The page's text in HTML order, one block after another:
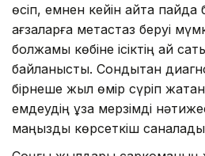
өсіп, емнен кейін қайта пайда
ағзаларға метастаз беруі
болжамы көбіне ісіктің қай
байланысты. Сондықтан
бірнеше жыл өмір сүріп
емдеудің ұзақ мерзімді
маңызды көрсеткіш